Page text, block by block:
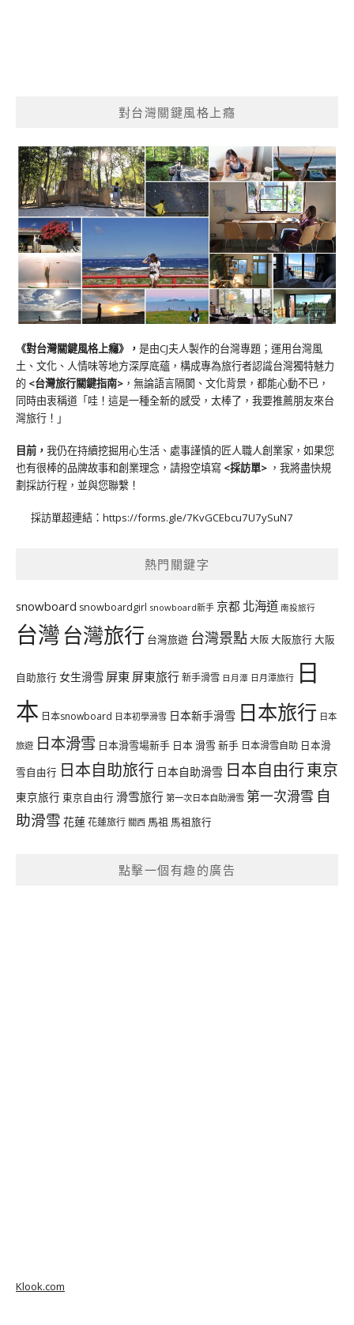
對台灣關鍵風格上癮
《對台灣關鍵風格上癮》 ， 是由CJ夫人製作的台灣專題；運用台灣風
土、文化、人情味等地方深厚底蘊，構成專為旅行者認識台灣獨特魅力
的 <台灣旅行關鍵指南> ，無論語言隔閡、文化背景，都能心動不已，
同時由衷稱道「哇！這是一種全新的感受，太棒了，我要推薦朋友來台
灣旅行！」
目前， 我仍在持續挖掘用心生活、處事謹慎的匠人職人創業家，如果您
也有很棒的品牌故事和創業理念，請撥空填寫 <採訪單> ，我將盡快規
劃採訪行程，並與您聯繫！
採訪單超連結： https://forms.gle/7KvGCEbcu7U7ySuN7
熱門關鍵字
snowboard snowboardgirl snowboard新手 京都 北海道 南投旅行
台灣台灣旅行 台灣旅遊 台灣景點大阪大阪旅行大阪
自助旅行 女生滑雪 屏東 屏東旅行新手滑雪 日月潭 日月潭旅行 日
本 日本snowboard 日本初學滑雪 日本新手滑雪 日本旅行 日本
旅遊 日本滑雪 日本滑雪場新手 日本 滑雪 新手 日本滑雪自助 日本滑
雪自由行 日本自助旅行 日本自助滑雪 日本自由行東京
東京旅行 東京自由行 滑雪旅行 第一次日本自助滑雪 第一次滑雪 自
助滑雪 花蓮花蓮旅行 關西 馬祖 馬祖旅行
點擊一個有趣的廣告
Klook.com